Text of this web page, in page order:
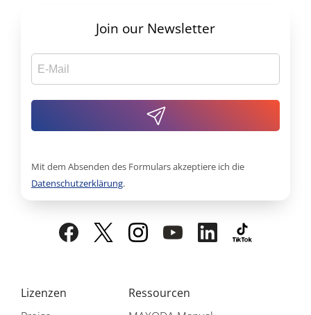
Lizenzen
Ressourcen
Join our Newsletter
Mit dem Absenden des Formulars akzeptiere ich die
Datenschutzerklärung.